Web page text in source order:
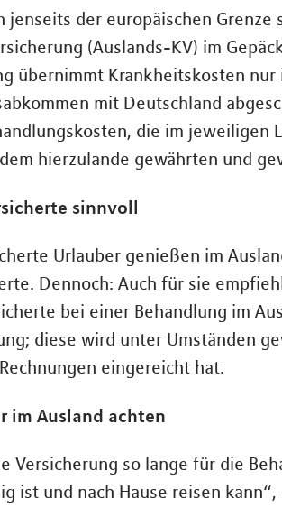
jenseits der europäischen Grenze
(Auslands-KV) im
übernimmt Krankheitskosten
mit Deutschland
die im jeweiligen
hierzulande gewährten und
sinnvoll
Urlauber genießen im
Dennoch: Auch für sie
bei einer Behandlung im
diese wird unter Umständen
eingereicht hat.
im Ausland achten
Versicherung so lange für die
ist und nach Hause reisen